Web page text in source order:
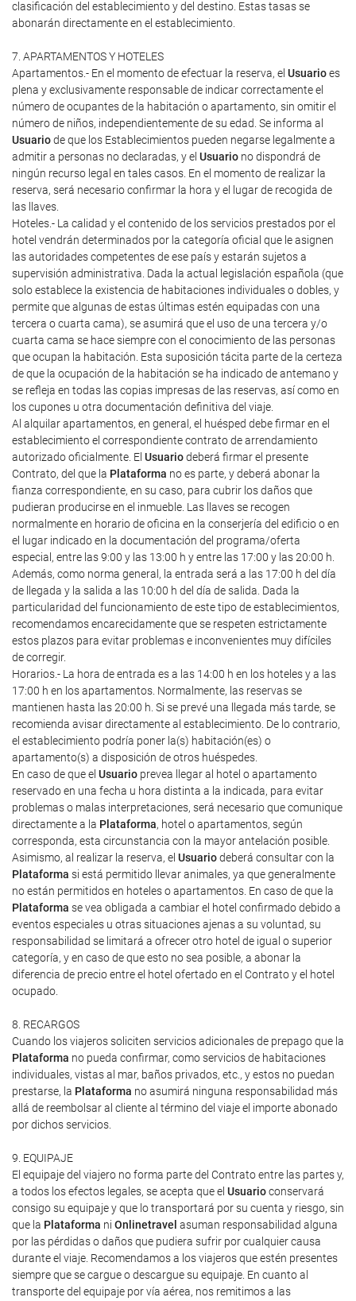
clasificación del establecimiento y del destino. Estas tasas se
abonarán directamente en el establecimiento.
7. APARTAMENTOS Y HOTELES
Apartamentos.- En el momento de efectuar la reserva, el Usuarioes
plena y exclusivamente responsable de indicar correctamente el
número de ocupantes de la habitación o apartamento, sin omitir el
número de niños, independientemente de su edad. Se informa al
Usuariode que los Establecimientos pueden negarse legalmente a
admitir a personas no declaradas, y el Usuario no dispondrá de
ningún recurso legal en tales casos. En el momento de realizar la
reserva, será necesario confirmar la hora y el lugar de recogida de
las llaves.
Hoteles.- La calidad y el contenido de los servicios prestados por el
hotel vendrán determinados por la categoría oficial que le asignen
las autoridades competentes de ese país y estarán sujetos a
supervisión administrativa. Dada la actual legislación española (que
solo establece la existencia de habitaciones individuales o dobles, y
permite que algunas de estas últimas estén equipadas con una
tercera o cuarta cama), se asumirá que el uso de una tercera y/o
cuarta cama se hace siempre con el conocimiento de las personas
que ocupan la habitación. Esta suposición tácita parte de la certeza
de que la ocupación de la habitación se ha indicado de antemano y
se refleja en todas las copias impresas de las reservas, así como en
los cupones u otra documentación definitiva del viaje.
Al alquilar apartamentos, en general, el huésped debe firmar en el
establecimiento el correspondiente contrato de arrendamiento
autorizado oficialmente. El Usuariodeberá firmar el presente
Contrato, del que la Plataforma no es parte, y deberá abonar la
fianza correspondiente, en su caso, para cubrir los daños que
pudieran producirse en el inmueble. Las llaves se recogen
normalmente en horario de oficina en la conserjería del edificio o en
el lugar indicado en la documentación del programa/oferta
especial, entre las 9:00 y las 13:00 h y entre las 17:00 y las 20:00 h.
Además, como norma general, la entrada será a las 17:00 h del día
de llegada y la salida a las 10:00 h del día de salida. Dada la
particularidad del funcionamiento de este tipo de establecimientos,
recomendamos encarecidamente que se respeten estrictamente
estos plazos para evitar problemas e inconvenientes muy difíciles
de corregir.
Horarios.- La hora de entrada es a las 14:00 h en los hoteles y a las
17:00 h en los apartamentos. Normalmente, las reservas se
mantienen hasta las 20:00 h. Si se prevé una llegada más tarde, se
recomienda avisar directamente al establecimiento. De lo contrario,
el establecimiento podría poner la(s) habitación(es) o
apartamento(s) a disposición de otros huéspedes.
En caso de que el Usuario prevea llegar al hotel o apartamento
reservado en una fecha u hora distinta a la indicada, para evitar
problemas o malas interpretaciones, será necesario que comunique
directamente a la Plataforma, hotel o apartamentos, según
corresponda, esta circunstancia con la mayor antelación posible.
Asimismo, al realizar la reserva, el Usuariodeberá consultar con la
Plataforma si está permitido llevar animales, ya que generalmente
no están permitidos en hoteles o apartamentos. En caso de que la
Plataforma se vea obligada a cambiar el hotel confirmado debido a
eventos especiales u otras situaciones ajenas a su voluntad, su
responsabilidad se limitará a ofrecer otro hotel de igual o superior
categoría, y en caso de que esto no sea posible, a abonar la
diferencia de precio entre el hotel ofertado en el Contrato y el hotel
ocupado.
8. RECARGOS
Cuando los viajeros soliciten servicios adicionales de prepago que la
Plataforma no pueda confirmar, como servicios de habitaciones
individuales, vistas al mar, baños privados, etc., y estos no puedan
prestarse, la Plataforma no asumirá ninguna responsabilidad más
allá de reembolsar al cliente al término del viaje el importe abonado
por dichos servicios.
9. EQUIPAJE
El equipaje del viajero no forma parte del Contrato entre las partes y,
a todos los efectos legales, se acepta que el Usuarioconservará
consigo su equipaje y que lo transportará por su cuenta y riesgo, sin
que la Plataforma ni Onlinetravel asuman responsabilidad alguna
por las pérdidas o daños que pudiera sufrir por cualquier causa
durante el viaje. Recomendamos a los viajeros que estén presentes
siempre que se cargue o descargue su equipaje. En cuanto al
transporte del equipaje por vía aérea, nos remitimos a las